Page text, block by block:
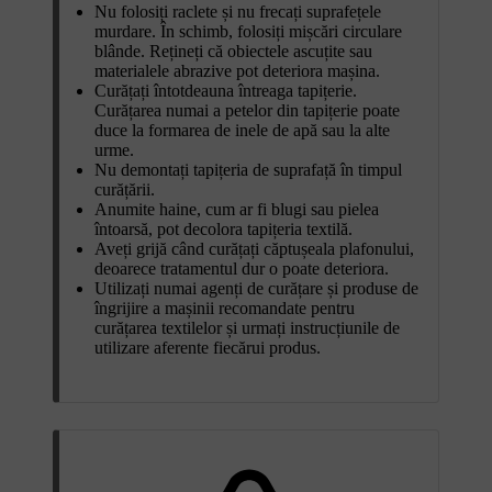
Nu folosiți raclete și nu frecați suprafețele
murdare. În schimb, folosiți mișcări circulare
blânde. Rețineți că obiectele ascuțite sau
materialele abrazive pot deteriora mașina.
Curățați întotdeauna întreaga tapițerie.
Curățarea numai a petelor din tapițerie poate
duce la formarea de inele de apă sau la alte
urme.
Nu demontați tapițeria de suprafață în timpul
curățării.
Anumite haine, cum ar fi blugi sau pielea
întoarsă, pot decolora tapițeria textilă.
Aveți grijă când curățați căptușeala plafonului,
deoarece tratamentul dur o poate deteriora.
Utilizați numai agenți de curățare și produse de
îngrijire a mașinii recomandate pentru
curățarea textilelor și urmați instrucțiunile de
utilizare aferente fiecărui produs.